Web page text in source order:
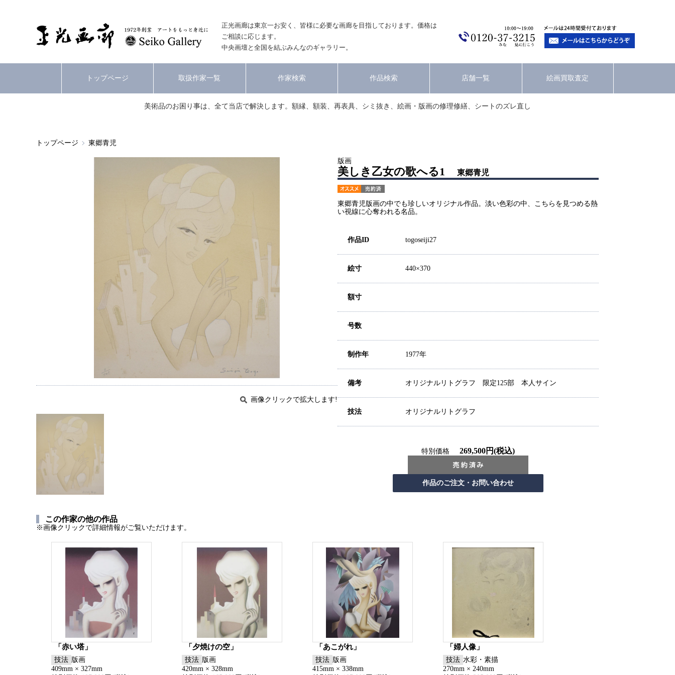
正光画廊は東京一お安く、皆様に必要な画廊を目指しております。価格は
ご相談に応じます。
中央画壇と全国を結ぶみんなのギャラリー。
トップページ 取扱作家一覧 作家検索 作品検索 店舗一覧 絵画買取査定
美術品のお困り事は、全て当店で解決します。額縁、額装、再表具、シミ抜き、絵画・版画の修理修繕、シートのズレ直し
トップページ 東郷青児
画像クリックで拡大します!
版画
美しき乙女の歌へる1 東郷青児
東郷青児版画の中でも珍しいオリジナル作品。淡い色彩の中、こちらを見つめる熱
い視線に心奪われる名品。
作品ID togoseiji27
絵寸 440×370
額寸
号数
制作年 1977年
備考 オリジナルリトグラフ 限定125部 本人サイン
技法 オリジナルリトグラフ
特別価格 269,500円(税込)
この作家の他の作品
※画像クリックで詳細情報がご覧いただけます。
「赤い塔」
技法 版画
409mm × 327mm
「夕焼けの空」
技法 版画
420mm × 328mm
「あこがれ」
技法 版画
415mm × 338mm
「婦人像」
技法 水彩・素描
270mm × 240mm